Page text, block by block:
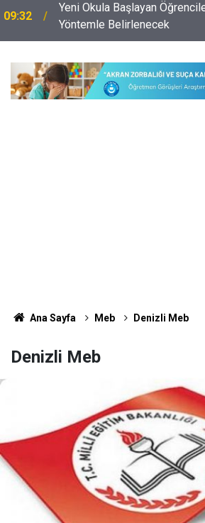
09:32
Yeni Okula Başlayan
Yöntemle Belirlenecek
Ana Sayfa Meb Denizli Meb
Denizli Meb